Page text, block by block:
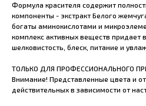
Формула красителя содержит
компоненты - экстракт Белого
богаты аминокислотами и
комплекс активных веществ придает
шелковистость, блеск, питание и
ТОЛЬКО ДЛЯ ПРОФЕССИОНАЛЬНОГО
Внимание! Представленные цвета и
действительных в зависимости от